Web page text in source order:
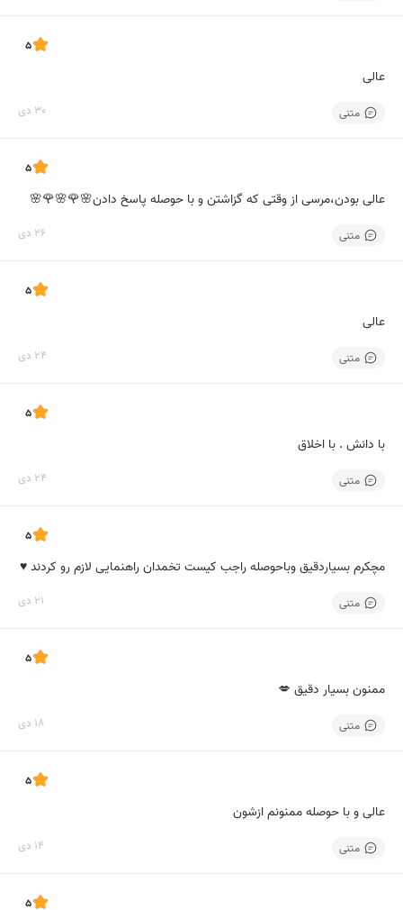
5
عالی
متنی 30 دی
5
عالی بودن،مرسی از وقتی که گزاشتن و با حوصله پاسخ دادن🌸🌹🌸🌹🌸
متنی 26 دی
5
عالی
متنی 24 دی
5
با دانش . با اخلاق
متنی 24 دی
5
مچکرم بسیاردقیق وباحوصله راجب کیست تخمدان راهنمایی لازم رو کردند ♥️
متنی 21 دی
5
ممنون بسیار دقیق 💋
متنی 18 دی
5
عالی و با حوصله ممنونم ازشون
متنی 14 دی
5